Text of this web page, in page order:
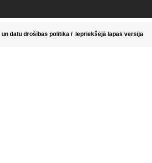
datu drošības politika / Iepriekšējā lapas versija